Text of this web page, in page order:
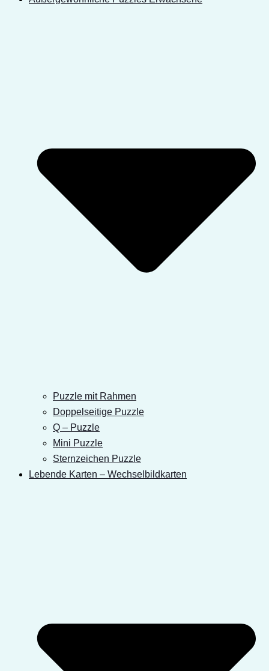
Puzzle mit Rahmen
Doppelseitige Puzzle
Q – Puzzle
Mini Puzzle
Sternzeichen Puzzle
Lebende Karten – Wechselbildkarten